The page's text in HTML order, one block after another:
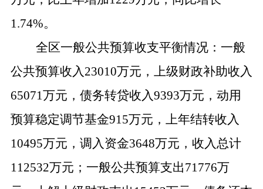
1.74%。
全区一般公共预算收支平衡情况：一般
公共预算收入23010万元，上级财政补助收入
65071万元，债务转贷收入9393万元，动用
预算稳定调节基金915万元，上年结转收入
10495万元， 调入资金3648万元， 收入总计
112532万元；一般公共预算支出71776万